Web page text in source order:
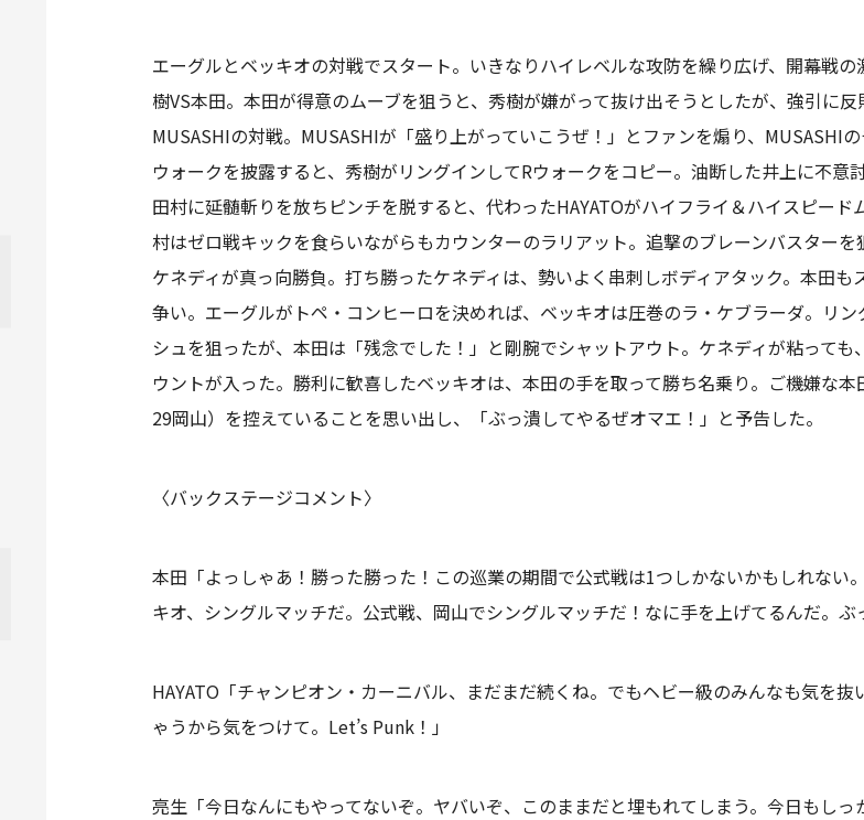
エーグルとベッキオの対戦でスタート。いきなりハイレベルな攻防を繰り広げ、開幕戦
樹VS本田。本田が得意のムーブを狙うと、秀樹が嫌がって抜け出そうとしたが、強引に
MUSASHIの対戦。MUSASHIが「盛り上がっていこうぜ！」とファンを煽り、MUSASHI
ウォークを披露すると、秀樹がリングインしてRウォークをコピー。油断した井上に不
田村に延髄斬りを放ちピンチを脱すると、代わったHAYATOがハイフライ＆ハイスピー
村はゼロ戦キックを食らいながらもカウンターのラリアット。追撃のブレーンバスター
ケネディが真っ向勝負。打ち勝ったケネディは、勢いよく串刺しボディアタック。本田
争い。エーグルがトペ・コンヒーロを決めれば、ベッキオは圧巻のラ・ケブラーダ。リ
シュを狙ったが、本田は「残念でした！」と剛腕でシャットアウト。ケネディが粘って
ウントが入った。勝利に歓喜したベッキオは、本田の手を取って勝ち名乗り。ご機嫌な
29岡山）を控えていることを思い出し、「ぶっ潰してやるぜオマエ！」と予告した。
〈バックステージコメント〉
本田「よっしゃあ！勝った勝った！この巡業の期間で公式戦は1つしかないかもしれない
キオ、シングルマッチだ。公式戦、岡山でシングルマッチだ！なに手を上げてるんだ。ぶ
HAYATO「チャンピオン・カーニバル、まだまだ続くね。でもヘビー級のみんなも気を
ゃうから気をつけて。Let’s Punk！」
亮生「今日なんにもやってないぞ。ヤバいぞ、このままだと埋もれてしまう。今日もし